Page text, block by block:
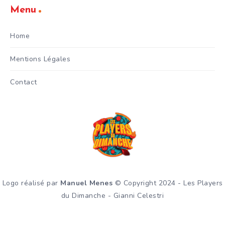
Menu
Home
Mentions Légales
Contact
Logo réalisé par Manuel Menes © Copyright 2024 - Les Players
du Dimanche - Gianni Celestri